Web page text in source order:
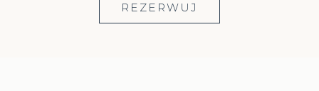
REZERWUJ